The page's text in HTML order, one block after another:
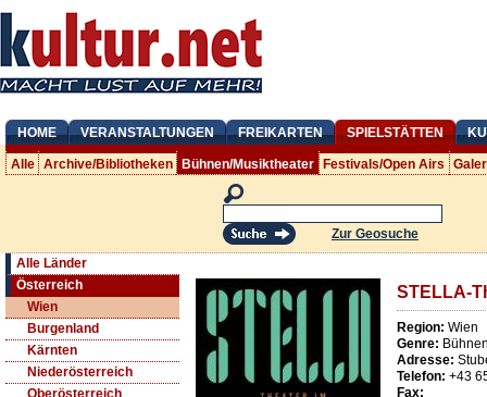
HOME VERANSTALTUNGEN FREIKARTEN SPIELSTÄTTEN
Alle Archive/Bibliotheken Bühnen/Musiktheater Festivals/Open Airs
Zur Geosuche
Alle Länder
Österreich
Wien
Burgenland
Kärnten
Niederösterreich
Oberösterreich
STELLA-
Region: Wien
Genre:
Adresse:
Telefon: +43
Fax: